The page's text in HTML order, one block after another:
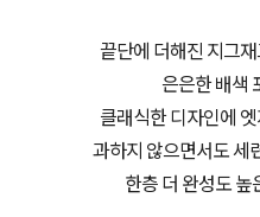
끝단에 더해진 지그
은은한 배색
클래식한 디자인에
과하지 않으면서도 세
한층 더 완성도